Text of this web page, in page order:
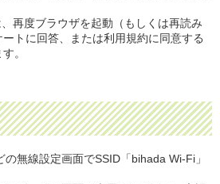
再度ブラウザを起動（もしくは再読み
トに回答、または利用規約に同意する
。
の無線設定画面でSSID「bihada Wi-Fi」